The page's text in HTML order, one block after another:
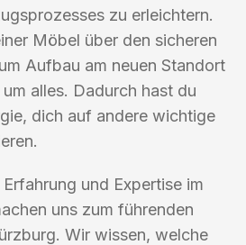
zu erleichtern.
Möbel über den sicheren
Aufbau am neuen Standort
alles. Dadurch hast du
dich auf andere wichtige
und Expertise im
uns zum führenden
Wir wissen, welche